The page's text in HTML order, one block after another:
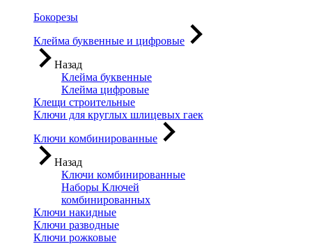
Бокорезы
Клейма буквенные и цифровые
Назад
Клейма буквенные
Клейма цифровые
Клещи строительные
Ключи для круглых шлицевых гаек
Ключи комбинированные
Назад
Ключи комбинированные
Наборы Ключей
комбинированных
Ключи накидные
Ключи разводные
Ключи рожковые